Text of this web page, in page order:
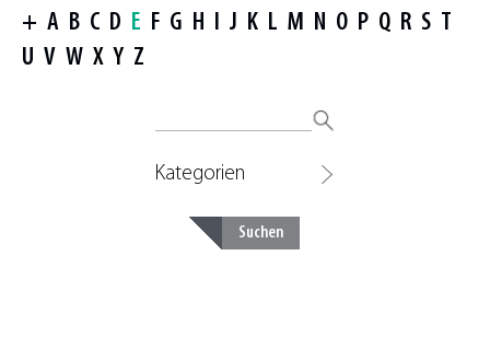
+ A B C D E F G H I J K L M N O P Q R S T
U V W X Y Z
Kategorien